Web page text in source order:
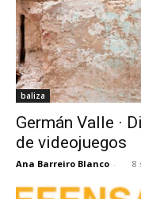
baliza
Germán Valle ·
de videojuegos
Ana Barreiro Blanco - 8